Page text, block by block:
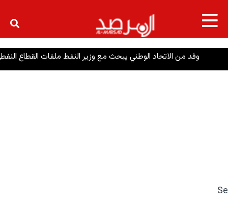
×
وفد من الاتحاد الوطني يبحث مع وزير النفط ملفات القطاع النفطي